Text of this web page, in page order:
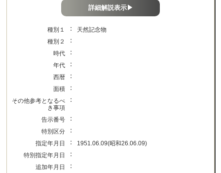
詳細解説表示▶
種別１ ：
天然記念物
種別２
：
時代 ：
年代 ：
西暦 ：
面積 ：
その他参考となるべ
き事項
：
告示番号 ：
特別区分 ：
指定年月日 ：
1951.06.09(昭和26.06.09)
特別指定年月日
：
追加年月日 ：